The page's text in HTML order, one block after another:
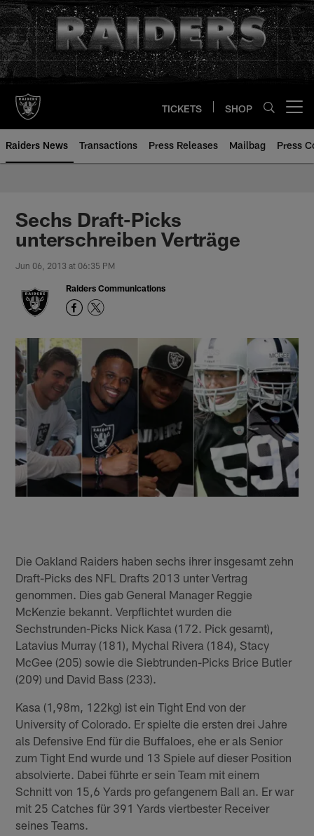
Skip
to
main
content
TICKETS SHOP
Raiders News Transactions Press Releases Mailbag Press
Sechs Draft-Picks
unterschreiben Verträge
Jun 06, 2013 at 06:35 PM
Raiders Communications
Die Oakland Raiders haben sechs ihrer insgesamt zehn
Draft-Picks des NFL Drafts 2013 unter Vertrag
genommen. Dies gab General Manager Reggie
McKenzie bekannt. Verpflichtet wurden die
Sechstrunden-Picks Nick Kasa (172. Pick gesamt),
Latavius Murray (181), Mychal Rivera (184), Stacy
McGee (205) sowie die Siebtrunden-Picks Brice Butler
(209) und David Bass (233).
Kasa (1,98m, 122kg) ist ein Tight End von der
University of Colorado. Er spielte die ersten drei Jahre
als Defensive End für die Buffaloes, ehe er als Senior
zum Tight End wurde und 13 Spiele auf dieser Position
absolvierte. Dabei führte er sein Team mit einem
Schnitt von 15,6 Yards pro gefangenem Ball an. Er war
mit 25 Catches für 391 Yards viertbester Receiver
seines Teams.